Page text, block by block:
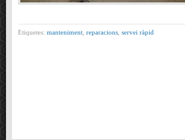
Etiquetes: manteniment reparacions servei ràpid